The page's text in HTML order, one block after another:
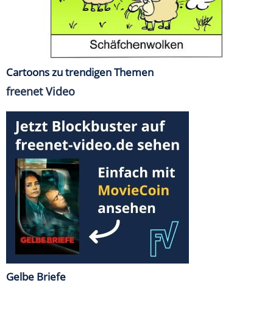
Cartoons zu trendigen Themen
freenet Video
Gelbe Briefe